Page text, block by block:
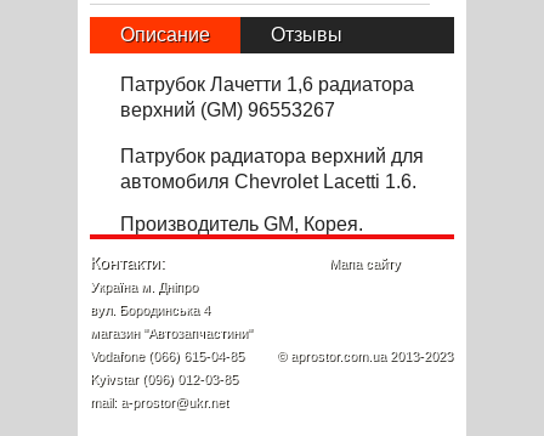
Описание Отзывы
Патрубок Лачетти 1,6 радиатора
верхний (GM) 96553267
Патрубок радиатора верхний для
автомобиля Chevrolet Lacetti 1.6.
Производитель GM, Корея.
Контакти:
Україна м. Дніпро
вул. Бородинська 4
магазин "Автозапчастини"
Vodafone (066) 615-04-85
Kyivstar (096) 012-03-85
mail: a-prostor@ukr.net
Мапа сайту
© aprostor.com.ua 2013-2023